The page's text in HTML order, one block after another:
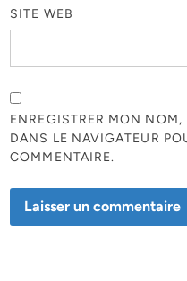
SITE WEB
ENREGISTRER MON
DANS LE NAVIGATEUR
COMMENTAIRE.